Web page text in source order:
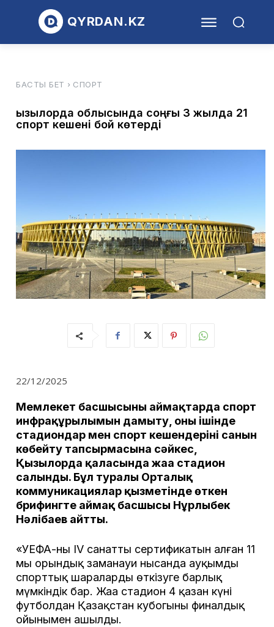
QYRDAN.KZ
БАСТЫ БЕТ СПОРТ
Қызылорда облысында соңғы 3 жылда 21
спорт кешені бой көтерді
22/12/2025
Мемлекет басшысының аймақтарда спорт
инфрақұрылымын дамыту, оның ішінде
стадиондар мен спорт кешендерінің санын
көбейту тапсырмасына сәйкес,
Қызылорда қаласында жаңа стадион
салынды. Бұл туралы Орталық
коммуникациялар қызметінде өткен
брифингте аймақ басшысы Нұрлыбек
Нәлібаев айтты.
«УЕФА-ның ІV санатты сертификатын алған 11
мың орындық заманауи нысанда ауқымды
спорттық шараларды өткізуге барлық
мүмкіндік бар. Жаңа стадион 4 қазан күні
футболдан Қазақстан кубогының финалдық
ойынымен ашылды.